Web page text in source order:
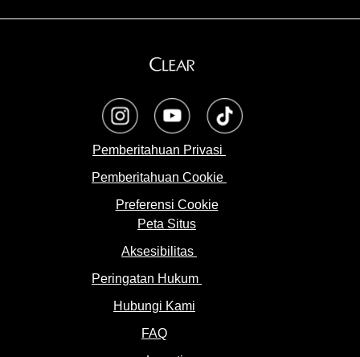
opens in a new tab
opens in a new tabopens in a new tab
Pemberitahuan Privasi
Pemberitahuan Cookie
Preferensi Cookie
Peta Situs
Aksesibilitas
Peringatan Hukum
Hubungi Kami
FAQ